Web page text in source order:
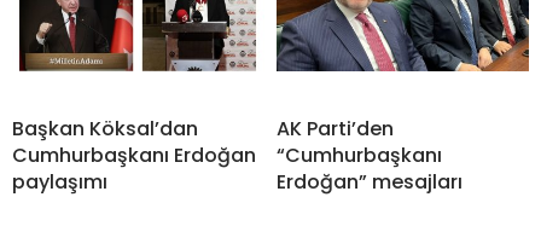
Başkan Köksal’dan
Cumhurbaşkanı Erdoğan
paylaşımı
AK Parti’den
“Cumhurbaşkanı
Erdoğan” mesajları